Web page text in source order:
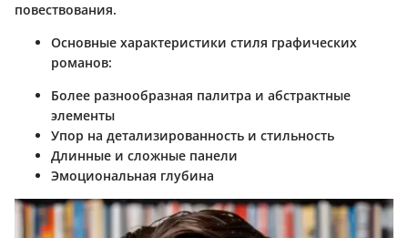
повествования.
Основные характеристики стиля графических
романов:
Более разнообразная палитра и абстрактные
элементы
Упор на детализированность и стильность
Длинные и сложные панели
Эмоциональная глубина